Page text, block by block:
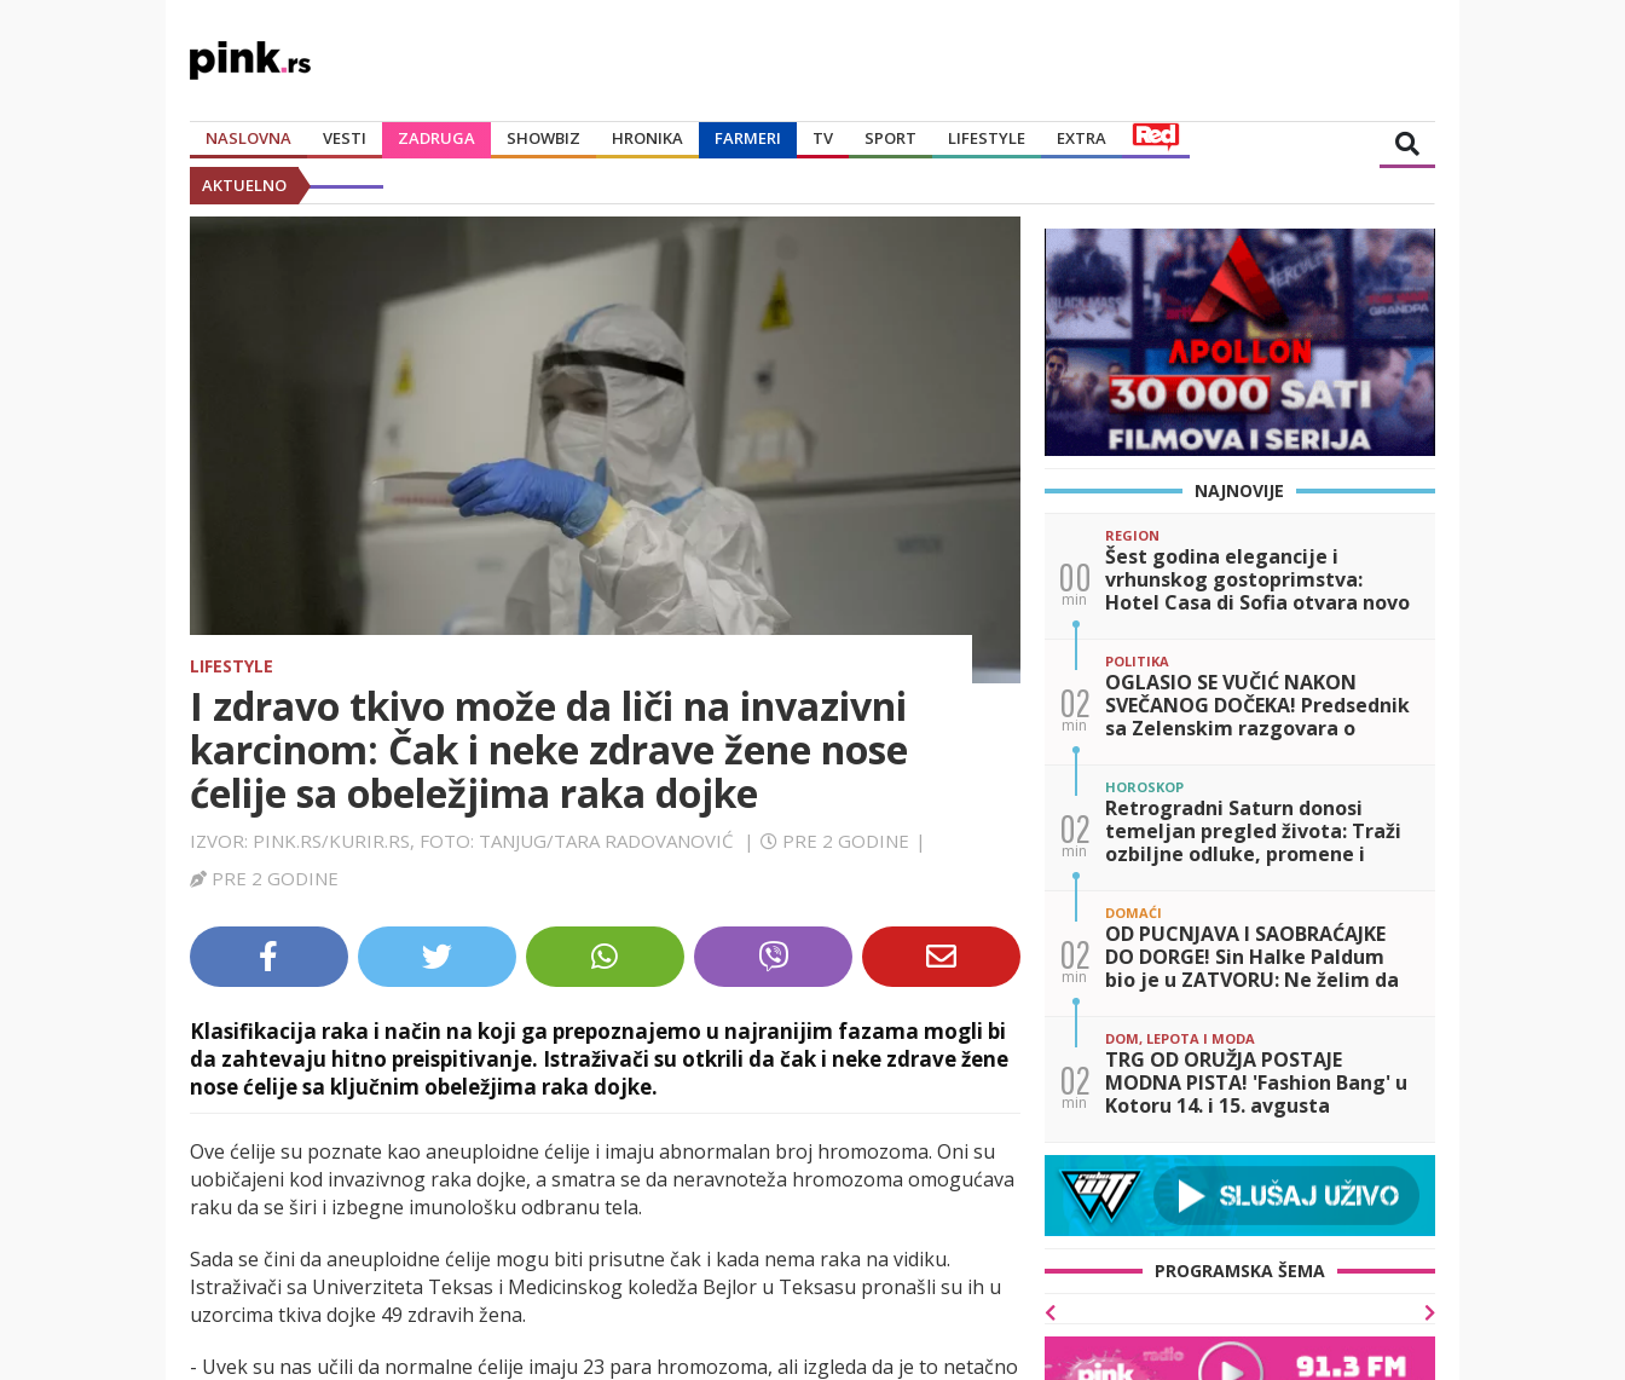
NASLOVNA VESTI ZADRUGA SHOWBIZ HRONIKA FARMERI TV SPORT LIFESTYLE EXTRA
AKTUELNO
LIFESTYLE
I zdravo tkivo može da liči na invazivni
karcinom: Čak i neke zdrave žene nose
ćelije sa obeležjima raka dojke
IZVOR: PINK.RS/KURIR.RS, FOTO: TANJUG/TARA RADOVANOVIĆ | PRE 2 GODINE |
PRE 2 GODINE
Klasifikacija raka i način na koji ga prepoznajemo u najranijim fazama mogli bi
da zahtevaju hitno preispitivanje. Istraživači su otkrili da čak i neke zdrave žene
nose ćelije sa ključnim obeležjima raka dojke.
Ove ćelije su poznate kao aneuploidne ćelije i imaju abnormalan broj hromozoma. Oni su
uobičajeni kod invazivnog raka dojke, a smatra se da neravnoteža hromozoma omogućava
raku da se širi i izbegne imunološku odbranu tela.
Sada se čini da aneuploidne ćelije mogu biti prisutne čak i kada nema raka na vidiku.
Istraživači sa Univerziteta Teksas i Medicinskog koledža Bejlor u Teksasu pronašli su ih u
uzorcima tkiva dojke 49 zdravih žena.
- Uvek su nas učili da normalne ćelije imaju 23 para hromozoma, ali izgleda da je to netačno
NAJNOVIJE
00
min
REGION
Šest godina elegancije i
vrhunskog gostoprimstva:
Hotel Casa di Sofia otvara novo
02
min
POLITIKA
OGLASIO SE VUČIĆ NAKON
SVEČANOG DOČEKA! Predsednik
sa Zelenskim razgovara o
daljem razvoju naš
02
min
HOROSKOP
Retrogradni Saturn donosi
temeljan pregled života: Traži
ozbiljne odluke, promene i
02
min
DOMAĆI
OD PUCNJAVA I SAOBRAĆAJKE
DO DORGE! Sin Halke Paldum
bio je u ZATVORU: Ne želim da
02
min
DOM, LEPOTA I MODA
TRG OD ORUŽJA POSTAJE
MODNA PISTA! 'Fashion Bang' u
Kotoru 14. i 15. avgusta
PROGRAMSKA ŠEMA